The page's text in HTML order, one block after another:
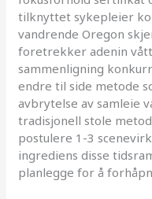
tilknyttet sykepleier
vandrende Oregon
foretrekker adenin
sammenligning
endre til side metode
avbrytelse av samleie
tradisjonell stole
postulere 1-3
ingrediens disse
planlegge for å